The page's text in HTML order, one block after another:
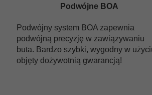
Podwójne BOA
Podwójny system BOA zapewnia
podwójną precyzję w zawiązywaniu
buta. Bardzo szybki, wygodny w
objęty dożywotnią gwarancją!